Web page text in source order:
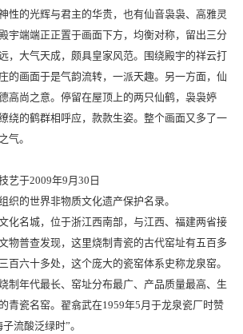
的光辉与君主的华贵，也有仙音袅袅、高雅灵
宇端端正正置于画面下方，均衡对称，留出三分
，大气天成，颇具皇家风范。围绕殿宇的祥云打
的画面于是气韵流转，一派天趣。另一方面，仙
高尚之意。停留在屋顶上的两只仙鹤，袅袅婷
绕的鹤群相呼应，款款生姿。整个画面又多了一
气。
于2009年9月30日
织的世界非物质文化遗产保护名录。
名城，位于浙江西南部，与江西、福建两省接
物普查发现，这里烧制青瓷的古代窑址有五百多
百六十多处，这个庞大的瓷窑体系史称龙泉窑。
制年代最长、窑址分布最广、产品质量最高、生
青瓷名窑。翟翕武在1959年5月于龙泉瓷厂时赞
流酸泛绿时”。